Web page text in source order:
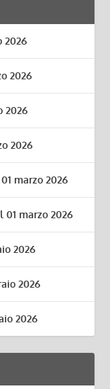
2026
2026
2026
2026
marzo 2026
marzo 2026
2026
2026
2026